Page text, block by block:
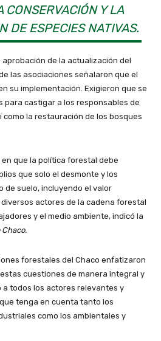
CONSERVACIÓN Y LA
DE ESPECIES NATIVAS.
de la actualización del
las asociaciones señalaron que el
su implementación. Exigieron que se
para castigar a los responsables de
como la restauración de los bosques
que la política forestal debe
que solo el desmonte y los
de suelo, incluyendo el valor
actores de la cadena forestal
y el medio ambiente, indicó la
Chaco.
forestales del Chaco enfatizaron
cuestiones de manera integral y
todos los actores relevantes y
tenga en cuenta tanto los
como los ambientales y